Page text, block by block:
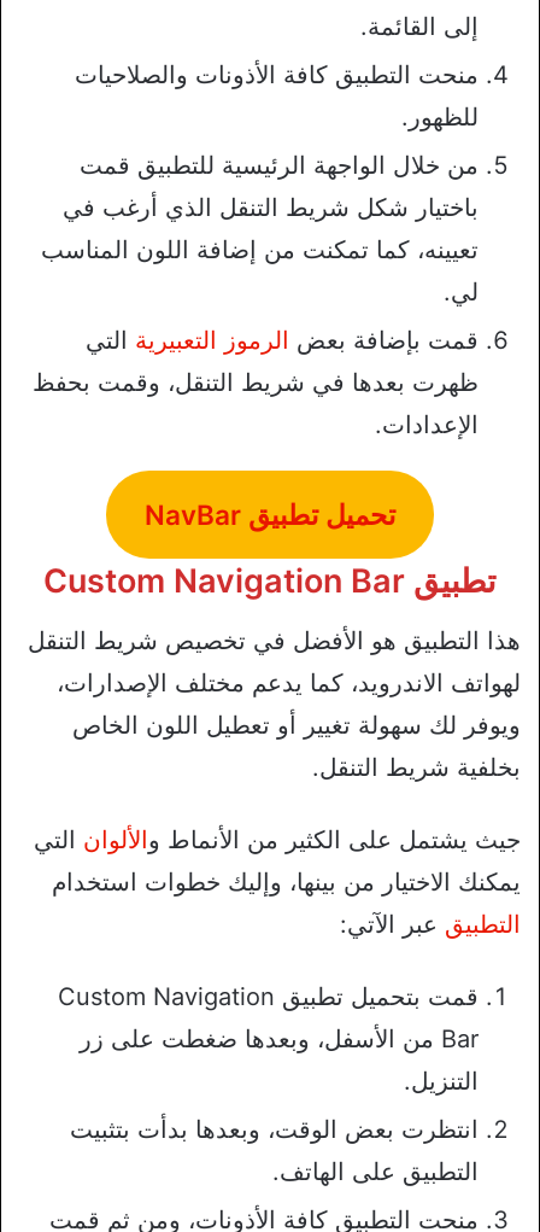
إلى القائمة.
منحت التطبيق كافة الأذونات والصلاحيات
للظهور.
من خلال الواجهة الرئيسية للتطبيق قمت
باختيار شكل شريط التنقل الذي أرغب في
تعيينه، كما تمكنت من إضافة اللون المناسب
لي.
قمت بإضافة بعض الرموز التعبيرية التي
ظهرت بعدها في شريط التنقل، وقمت بحفظ
الإعدادات.
تحميل تطبيق NavBar
تطبيق Custom Navigation Bar
هذا التطبيق هو الأفضل في تخصيص شريط التنقل
لهواتف الاندرويد، كما يدعم مختلف الإصدارات،
ويوفر لك سهولة تغيير أو تعطيل اللون الخاص
بخلفية شريط التنقل.
جيث يشتمل على الكثير من الأنماط والألوان التي
يمكنك الاختيار من بينها، وإليك خطوات استخدام
التطبيق عبر الآتي:
قمت بتحميل تطبيق Custom Navigation
Bar من الأسفل، وبعدها ضغطت على زر
التنزيل.
انتظرت بعض الوقت، وبعدها بدأت بتثبيت
التطبيق على الهاتف.
منحت التطبيق كافة الأذونات، ومن ثم قمت